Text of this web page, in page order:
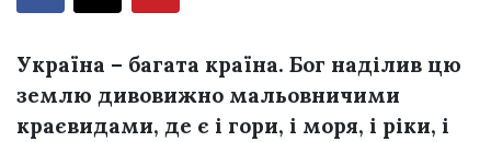
Україна – багата країна. Бог наділив цю
землю дивовижно мальовничими
краєвидами, де є і гори, і моря, і ріки, і